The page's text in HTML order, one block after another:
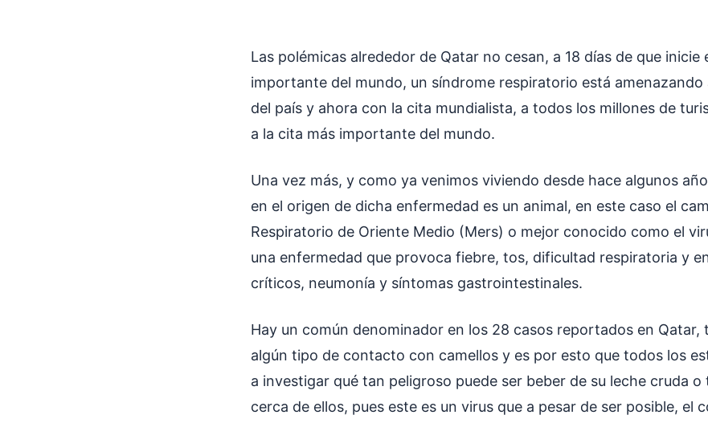
Las polémicas alrededor de Qatar no cesan, a 18 días de que inicie
importante del mundo, un síndrome respiratorio está amenazando
del país y ahora con la cita mundialista, a todos los millones de
a la cita más importante del mundo.
Una vez más, y como ya venimos viviendo desde hace algunos
en el origen de dicha enfermedad es un animal, en este caso el
Respiratorio de Oriente Medio (Mers) o mejor conocido como el
una enfermedad que provoca fiebre, tos, dificultad respiratoria y
críticos, neumonía y síntomas gastrointestinales.
Hay un común denominador en los 28 casos reportados en Qatar,
algún tipo de contacto con camellos y es por esto que todos los
a investigar qué tan peligroso puede ser beber de su leche cruda
cerca de ellos, pues este es un virus que a pesar de ser posible, el